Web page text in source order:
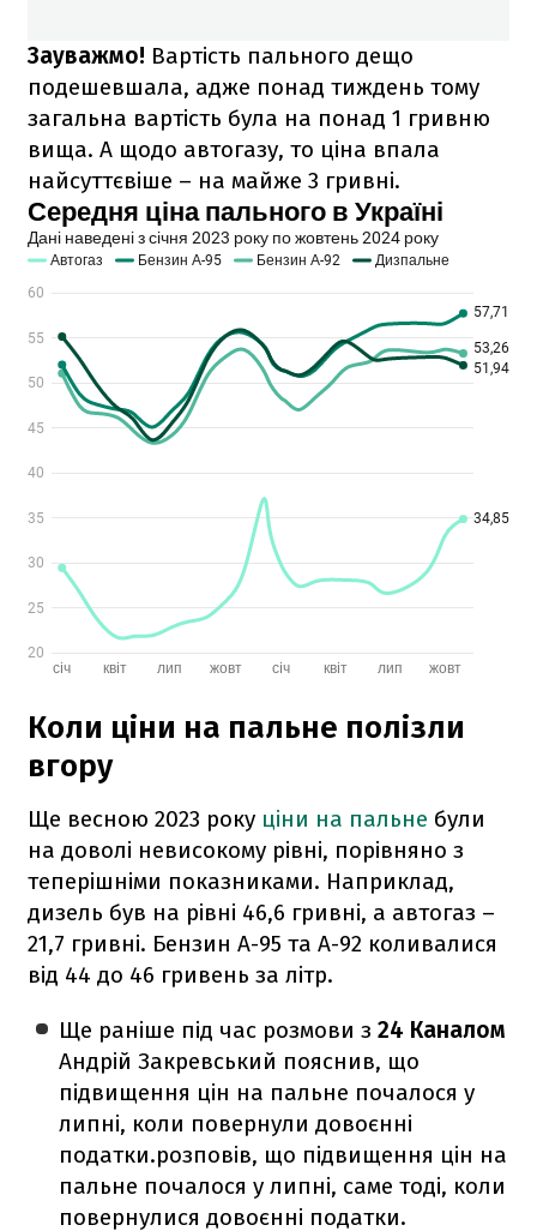
Зауважмо! Вартість пального дещо
подешевшала, адже понад тиждень тому
загальна вартість була на понад 1 гривню
вища. А щодо автогазу, то ціна впала
найсуттєвіше – на майже 3 гривні.
Коли ціни на пальне полізли
вгору
Ще весною 2023 року ціни на пальне були
на доволі невисокому рівні, порівняно з
теперішніми показниками. Наприклад,
дизель був на рівні 46,6 гривні, а автогаз –
21,7 гривні. Бензин А-95 та А-92 коливалися
від 44 до 46 гривень за літр.
Ще раніше під час розмови з24 Каналом
Андрій Закревський пояснив, що
підвищення цін на пальне почалося у
липні, коли повернули довоєнні
податки.розповів, що підвищення цін на
пальне почалося у липні, саме тоді, коли
повернулися довоєнні податки.